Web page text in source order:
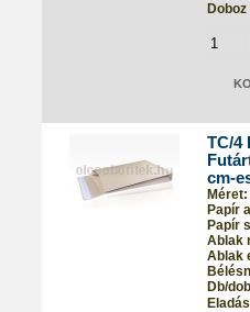
TC/4
cm-
Méret:
Papír
Papír
Ablak
Ablak
Db/